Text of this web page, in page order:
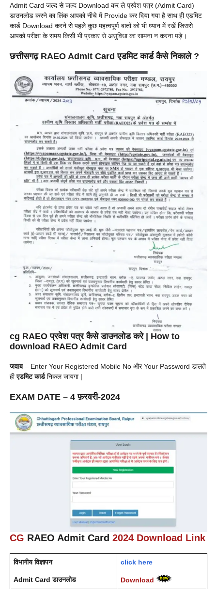
Admit Card जल्द से जल्द Download कर ले प्रवेश पत्र (Admit Card)
डाउनलोड करने का लिंक आपको नीचे में Provide कर दिया गया है साथ ही एडमिट
कार्ड Download करने से पहले कुछ महत्वपूर्ण बातों को भी ध्यान में रखें जिससे
आपको परीक्षा के समय किसी भी प्रकार से असुविधा का सामना न करना पड़े।
छत्तीसगढ़ RAEO Admit Card एडमिट कार्ड कैसे निकाले ?
cg RAEO प्रवेश पत्र कैसे डाउनलोड करे | How to
download RAEO Admit Card
जवाब– Enter Your Registered Mobile No और Your Password डालते
हीएडमिट कार्डनिकल जायगा |
EXAM DATE – 4फ़रवरी-2024
CG RAEO Admit Card 2024 Download Link
विभागीय विज्ञापन click here
Admit Card डाउनलोड Download